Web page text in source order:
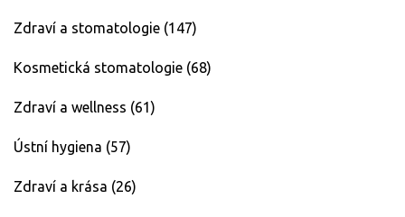
Zdraví a stomatologie (147)
Kosmetická stomatologie (68)
Zdraví a wellness (61)
Ústní hygiena (57)
Zdraví a krása (26)